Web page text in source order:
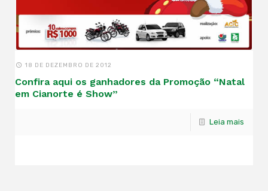
18 DE DEZEMBRO DE 2012
Confira aqui os ganhadores da Promoção “Natal
em Cianorte é Show”
Leia mais